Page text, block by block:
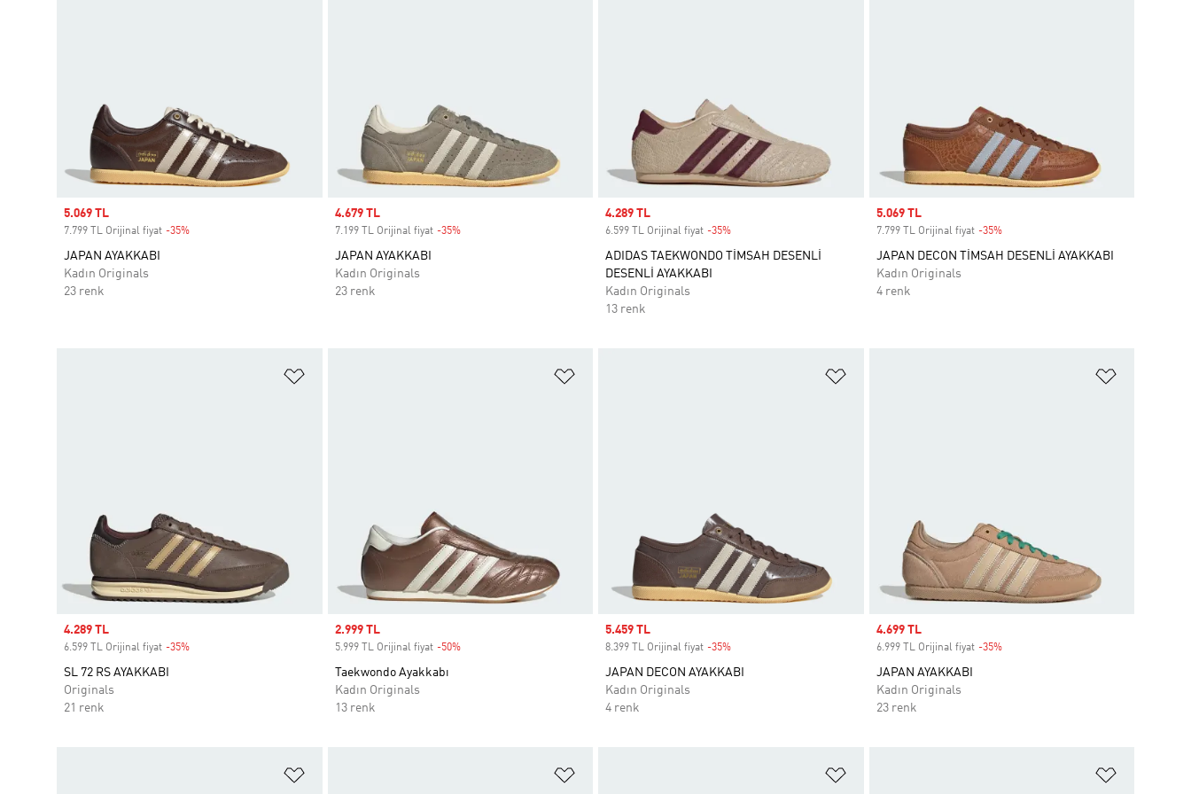
Sale price
5.069 TL
7.799 TL Orijinal fiyat -35%
JAPAN AYAKKABI
Kadın Originals
23 renk
Sale price
4.679 TL
7.199 TL Orijinal fiyat -35%Discount
JAPAN AYAKKABI
Kadın Originals
23 renk
Sale price
4.289 TL
6.599 TL Orijinal fiyat -35%
ADIDAS TAEKWONDO TİMSAH DESENLİ
DESENLİ AYAKKABI
Kadın Originals
13 renk
Sale price
5.069 TL
7.799 TL Orijinal fiyat -35%Discount
JAPAN DECON TİMSAH DESENLİ AYAKKABI
Kadın Originals
4 renk
Sale price
4.289 TL
6.599 TL Orijinal fiyat -35%
SL 72 RS AYAKKABI
Originals
21 renk
Sale price
2.999 TL
5.999 TL Orijinal fiyat -50%Discount
Taekwondo Ayakkabı
Kadın Originals
13 renk
Sale price
5.459 TL
8.399 TL Orijinal fiyat -35%
JAPAN DECON AYAKKABI
Kadın Originals
4 renk
Sale price
4.699 TL
6.999 TL Orijinal fiyat -35%Discount
JAPAN AYAKKABI
Kadın Originals
23 renk